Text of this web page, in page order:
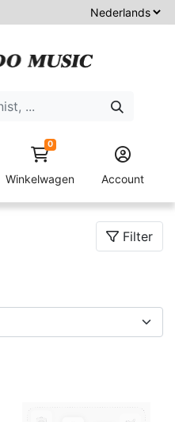
0
Winkelwagen Account
Filter